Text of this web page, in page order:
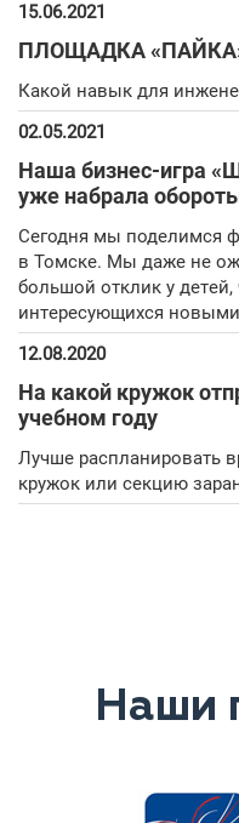
15.06.2021
ПЛОЩАДКА
Какой навык для
02.05.2021
Наша бизнес-игра
уже набрала
Сегодня мы поделимся
в Томске. Мы даже не
большой отклик у детей,
интересующихся
12.08.2020
На какой кружок
учебном году
Лучше распланировать
кружок или секцию
Наши